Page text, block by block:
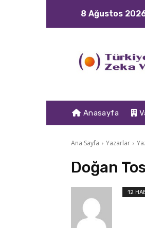
8 Ağustos
Anasayfa
Ana Sayfa Yazarlar
Doğan
12